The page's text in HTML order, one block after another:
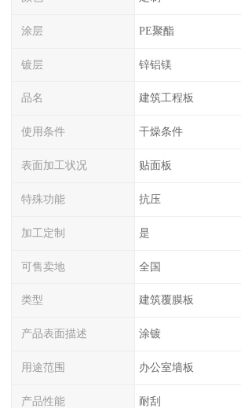
涂层 PE聚酯
镀层 锌铝镁
品名 建筑工程板
使用条件 干燥条件
表面加工状况 贴面板
特殊功能 抗压
加工定制 是
可售卖地 全国
类型 建筑覆膜板
产品表面描述 涂镀
用途范围 办公室墙板
产品性能 耐刮